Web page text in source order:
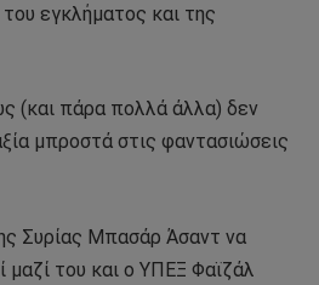
εγκλήματος και της
(και πάρα πολλά άλλα) δεν
μπροστά στις φαντασιώσεις
Συρίας Μπασάρ Άσαντ να
μαζί του και ο ΥΠΕΞ Φαϊζάλ